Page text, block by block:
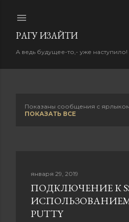
PАГУ ИЗAЙТИ
А ведь будущее-то,- уже наступило!
СПоказаны сообщения с
ПОКАЗАТЬ ВСЕ
января 29, 2019
ПОДКЛЮЧЕНИЕ К
PUTTY